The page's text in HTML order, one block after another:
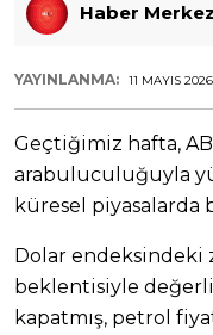
Haber
YAYINLANMA: 11 MAYIS
Geçtiğimiz hafta,
arabuluculuğuyla
küresel piyasalarda
Dolar endeksindeki
beklentisiyle
kapatmış, petrol